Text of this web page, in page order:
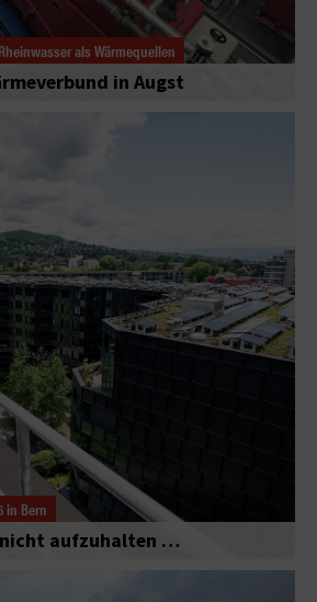
als Wärmequellen
in Augst
in Bern
aufzuhalten …